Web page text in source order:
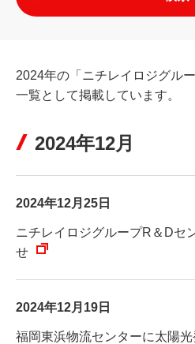
2024年の「ニチレイロジグル
一覧として掲載しています。
2024年12月
2024年12月25日
ニチレイロジグループR＆Dセ
せ
2024年12月19日
福岡東浜物流センターに太陽